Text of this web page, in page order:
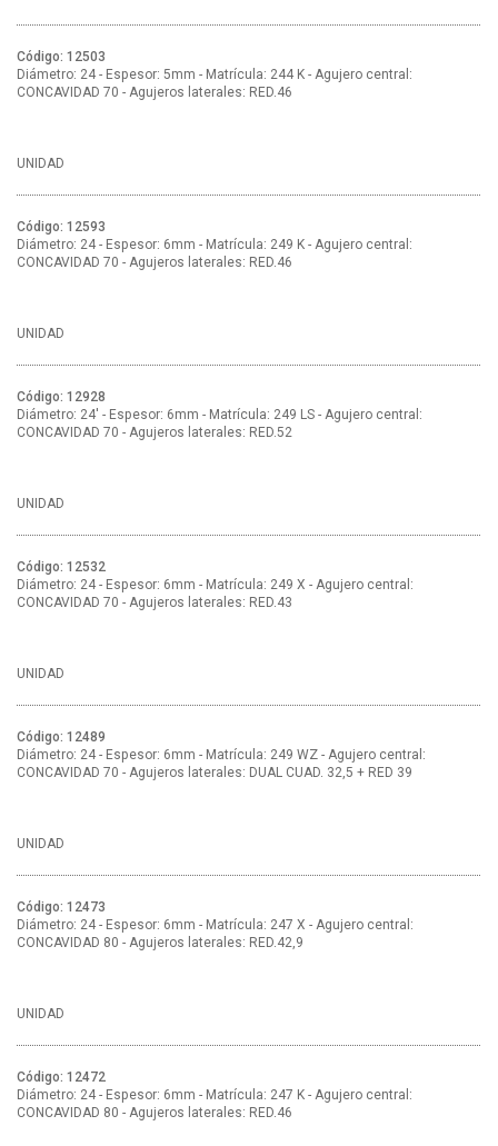
Código: 12503
Diámetro: 24 - Espesor: 5mm - Matrícula: 244 K - Agujero central:
CONCAVIDAD 70 - Agujeros laterales: RED.46
UNIDAD
Código: 12593
Diámetro: 24 - Espesor: 6mm - Matrícula: 249 K - Agujero central:
CONCAVIDAD 70 - Agujeros laterales: RED.46
UNIDAD
Código: 12928
Diámetro: 24' - Espesor: 6mm - Matrícula: 249 LS - Agujero central:
CONCAVIDAD 70 - Agujeros laterales: RED.52
UNIDAD
Código: 12532
Diámetro: 24 - Espesor: 6mm - Matrícula: 249 X - Agujero central:
CONCAVIDAD 70 - Agujeros laterales: RED.43
UNIDAD
Código: 12489
Diámetro: 24 - Espesor: 6mm - Matrícula: 249 WZ - Agujero central:
CONCAVIDAD 70 - Agujeros laterales: DUAL CUAD. 32,5 + RED 39
UNIDAD
Código: 12473
Diámetro: 24 - Espesor: 6mm - Matrícula: 247 X - Agujero central:
CONCAVIDAD 80 - Agujeros laterales: RED.42,9
UNIDAD
Código: 12472
Diámetro: 24 - Espesor: 6mm - Matrícula: 247 K - Agujero central:
CONCAVIDAD 80 - Agujeros laterales: RED.46